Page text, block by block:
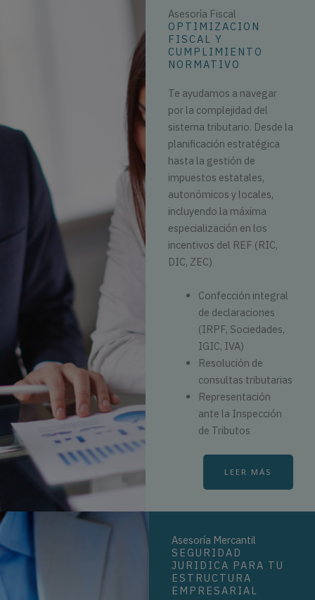
Asesoría Fiscal
OPTIMIZACION
FISCAL Y
CUMPLIMIENTO
NORMATIVO
Te ayudamos a navegar
por la complejidad del
sistema tributario. Desde la
planificación estratégica
hasta la gestión de
impuestos estatales,
autonómicos y locales,
incluyendo la máxima
especialización en los
incentivos del REF (RIC,
DIC, ZEC)
Confección integral
de declaraciones
(IRPF, Sociedades,
IGIC, IVA)
Resolución de
consultas tributarias
Representación
ante la Inspección
de Tributos
LEER MÁS
Asesoría Mercantil
SEGURIDAD
JURIDICA PARA TU
ESTRUCTURA
EMPRESARIAL